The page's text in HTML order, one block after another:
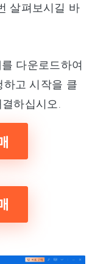
살펴보시길 바
다운로드하여
하고 시작을 클
하십시오.